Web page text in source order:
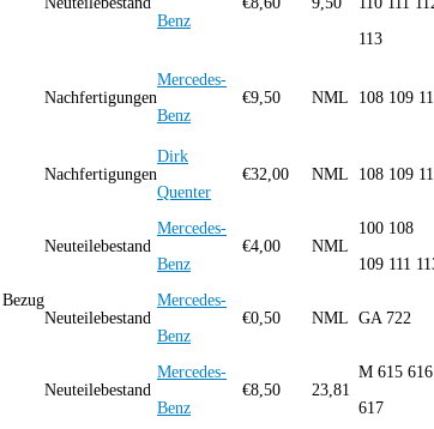
Benz
113
Nachfertigungen
Mercedes-
Benz
€9,50 NML 108 109
Nachfertigungen
Dirk
Quenter
€32,00 NML 108 109
Neuteilebestand
Mercedes-
Benz
€4,00 NML
100 108
109 111
Neuteilebestand
Mercedes-
Benz
€0,50 NML GA 722
Neuteilebestand
Mercedes-
Benz
€8,50 23,81
M 615 616
617